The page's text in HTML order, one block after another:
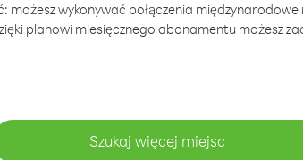
możesz wykonywać połączenia
planowi miesięcznego abonamentu możesz
Szukaj więcej miejsc